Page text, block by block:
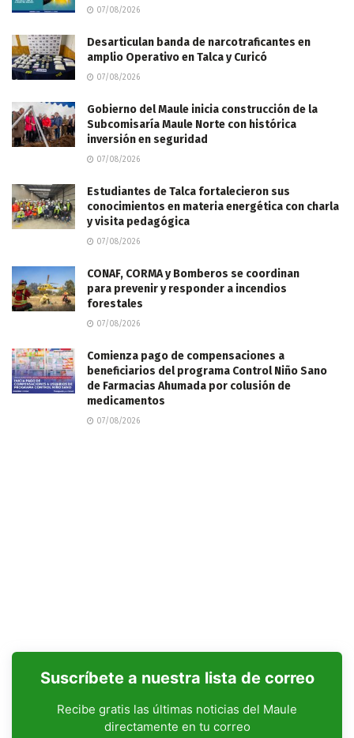
07/08/2026
Desarticulan banda de narcotraficantes en
amplio Operativo en Talca y Curicó
07/08/2026
Gobierno del Maule inicia construcción de la
Subcomisaría Maule Norte con histórica
inversión en seguridad
07/08/2026
Estudiantes de Talca fortalecieron sus
conocimientos en materia energética con charla
y visita pedagógica
07/08/2026
CONAF, CORMA y Bomberos se coordinan
para prevenir y responder a incendios
forestales
07/08/2026
Comienza pago de compensaciones a
beneficiarios del programa Control Niño Sano
de Farmacias Ahumada por colusión de
medicamentos
07/08/2026
Suscríbete a nuestra lista de correo
Recibe gratis las últimas noticias del Maule
directamente en tu correo